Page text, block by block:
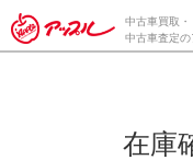
中古車買取・
中古車査定
在庫